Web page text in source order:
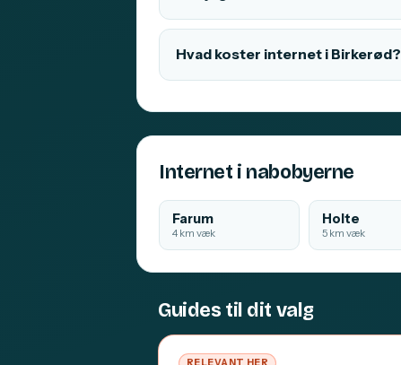
Hvad koster internet i Birkerød?
Internet i nabobyerne
Farum
4 km væk
Holte
5 km væk
Guides til dit valg